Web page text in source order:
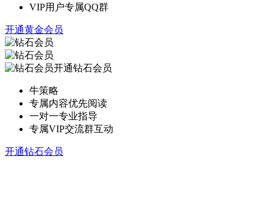
VIP用户专属QQ群
开通黄金会员
开通钻石会员
牛策略
专属内容优先阅读
一对一专业指导
专属VIP交流群互动
开通钻石会员